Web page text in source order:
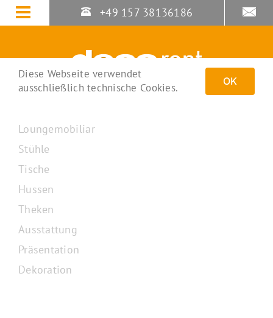
Zum
Inhalt
+49 157 38136186
Loungemobiliar
Stühle
Tische
Hussen
Theken
Ausstattung
Präsentation
Dekoration
Diese Webseite verwendet
ausschließlich technische Cookies.
OK